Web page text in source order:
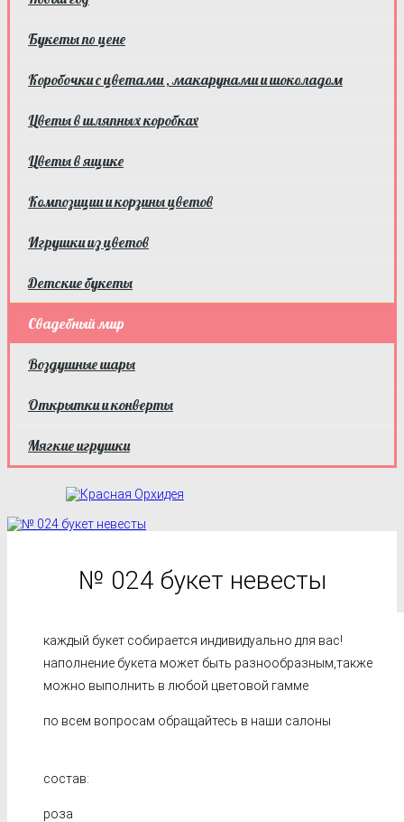
Букеты по цене
Коробочки с цветами , макарунами и шоколадом
Цветы в шляпных коробках
Цветы в ящике
Композиции и корзины цветов
Игрушки из цветов
Детские букеты
Свадебный мир
Воздушные шары
Открытки и конверты
Мягкие игрушки
№ 024 букет невесты
каждый букет собирается индивидуально для вас!
наполнение букета может быть разнообразным,также
можно выполнить в любой цветовой гамме
по всем вопросам обращайтесь в наши салоны
состав:
роза